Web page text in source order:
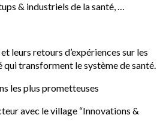
& industriels de la santé, …
leurs retours d’expériences sur les
qui transforment le système de santé.
les plus prometteuses
avec le village “Innovations &